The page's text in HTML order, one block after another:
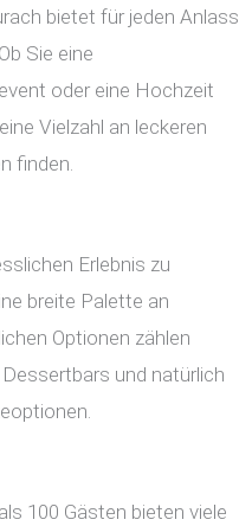
bietet für jeden Anlass
Sie eine
oder eine Hochzeit
Vielzahl an leckeren
finden.
Erlebnis zu
breite Palette an
Optionen zählen
und natürlich
100 Gästen bieten viele